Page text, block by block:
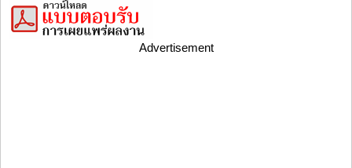
Advertisement